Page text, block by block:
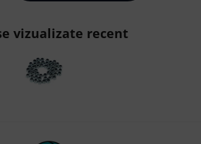
vizualizate recent